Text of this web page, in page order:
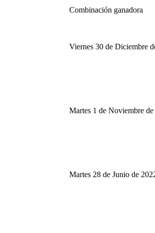
Combinación ganadora
Viernes 30 de Diciembre
Martes 1 de Noviembre de
Martes 28 de Junio de